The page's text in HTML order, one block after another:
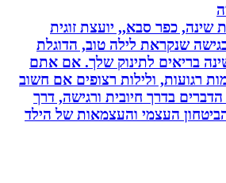
כפר סבא,, יועצת זוגית
שנקראת לילה טוב, הדוגלת
בריאים לתינוק שלך. אם אתם
ולילות רצופים אם חשוב
בדרך חיובית ורגישה, דרך
העצמי והעצמאות של הילד